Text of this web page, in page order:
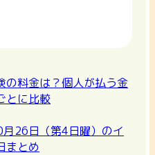
の料金は？個人が払う金
とに比較
26日（第4日曜）のイ
まとめ